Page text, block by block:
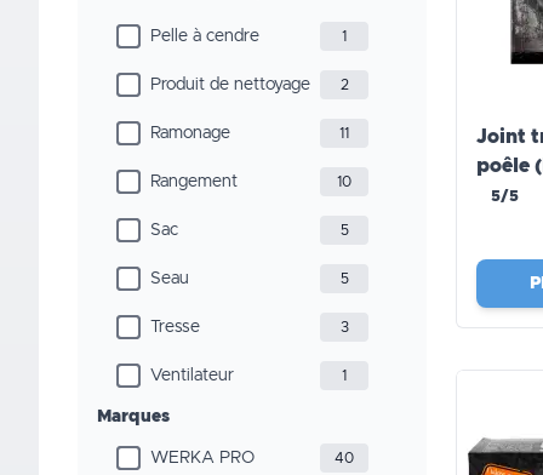
Pelle à cendre 1
Produit de nettoyage 2
Ramonage 11
Rangement 10
Sac 5
Seau 5
Tresse 3
Ventilateur 1
Marques
WERKA PRO 40
Joint
poêle
5/5